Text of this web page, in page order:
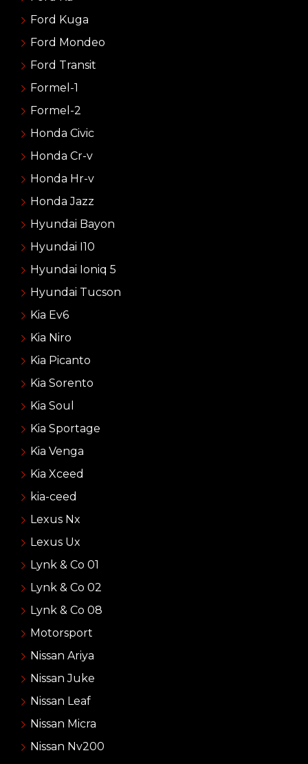
Ford Kuga
Ford Mondeo
Ford Transit
Formel-1
Formel-2
Honda Civic
Honda Cr-v
Honda Hr-v
Honda Jazz
Hyundai Bayon
Hyundai I10
Hyundai Ioniq 5
Hyundai Tucson
Kia Ev6
Kia Niro
Kia Picanto
Kia Sorento
Kia Soul
Kia Sportage
Kia Venga
Kia Xceed
kia-ceed
Lexus Nx
Lexus Ux
Lynk & Co 01
Lynk & Co 02
Lynk & Co 08
Motorsport
Nissan Ariya
Nissan Juke
Nissan Leaf
Nissan Micra
Nissan Nv200